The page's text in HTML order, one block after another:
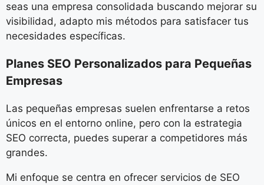
seas una empresa consolidada buscando mejorar su
visibilidad, adapto mis métodos para satisfacer tus
necesidades específicas.
Planes SEO Personalizados para Pequeñas
Empresas
Las pequeñas empresas suelen enfrentarse a retos
únicos en el entorno online, pero con la estrategia
SEO correcta, puedes superar a competidores más
grandes.
Mi enfoque se centra en ofrecer servicios de SEO